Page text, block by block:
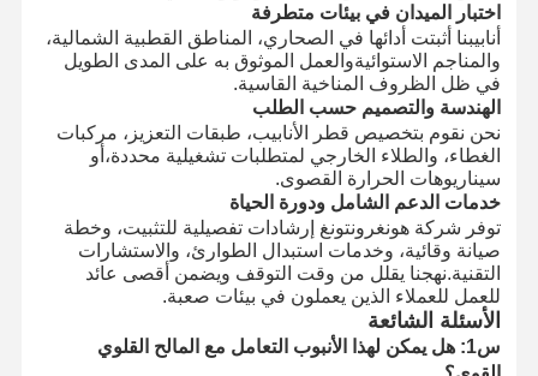
اختبار الميدان في بيئات متطرفة
أنابيبنا أثبتت أدائها في الصحاري، المناطق القطبية الشمالية،
والمناجم الاستوائيةوالعمل الموثوق به على المدى الطويل
في ظل الظروف المناخية القاسية.
الهندسة والتصميم حسب الطلب
نحن نقوم بتخصيص قطر الأنابيب، طبقات التعزيز، مركبات
الغطاء، والطلاء الخارجي لمتطلبات تشغيلية محددة،أو
سيناريوهات الحرارة القصوى.
خدمات الدعم الشامل ودورة الحياة
توفر شركة هونغرونتونغ إرشادات تفصيلية للتثبيت، وخطة
صيانة وقائية، وخدمات استبدال الطوارئ، والاستشارات
التقنية.نهجنا يقلل من وقت التوقف ويضمن أقصى عائد
للعمل للعملاء الذين يعملون في بيئات صعبة.
الأسئلة الشائعة
س1: هل يمكن لهذا الأنبوب التعامل مع المالح القلوي